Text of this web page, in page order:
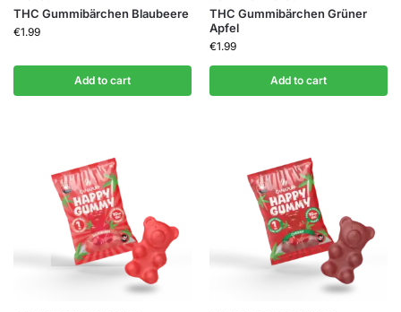
THC Gummibärchen Blaubeere
€1.99
Add to cart
THC Gummibärchen Grüner
Apfel
€1.99
Add to cart